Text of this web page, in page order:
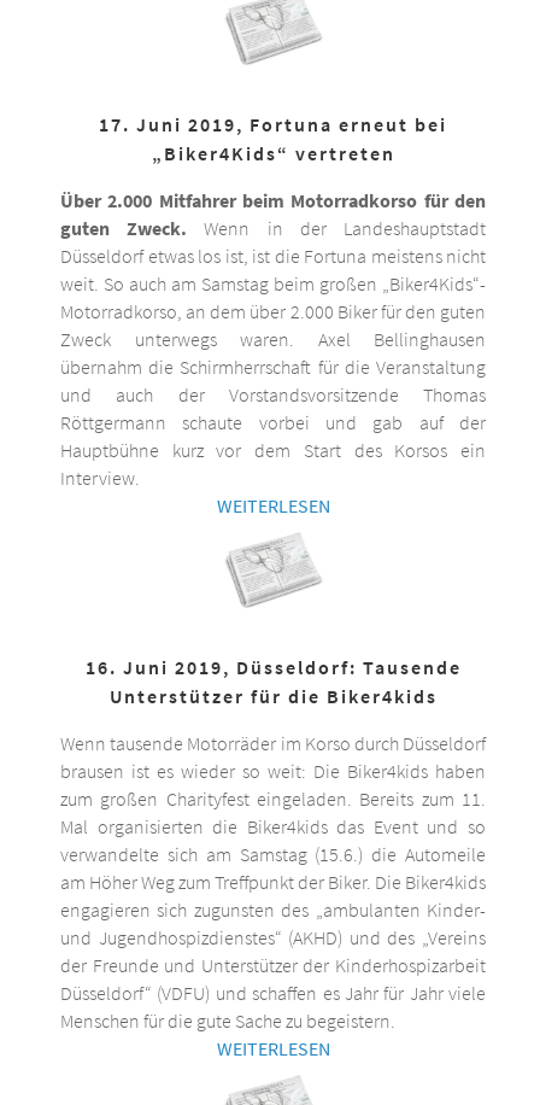
17. Juni 2019, Fortuna erneut bei
„Biker4Kids“ vertreten
Über 2.000 Mitfahrer beim Motorradkorso für den
guten Zweck. Wenn in der Landeshauptstadt
Düsseldorf etwas los ist, ist die Fortuna meistens nicht
weit. So auch am Samstag beim großen „Biker4Kids“-
Motorradkorso, an dem über 2.000 Biker für den guten
Zweck unterwegs waren. Axel Bellinghausen
übernahm die Schirmherrschaft für die Veranstaltung
und auch der Vorstandsvorsitzende Thomas
Röttgermann schaute vorbei und gab auf der
Hauptbühne kurz vor dem Start des Korsos ein
Interview.
WEITERLESEN
16. Juni 2019, Düsseldorf: Tausende
Unterstützer für die Biker4kids
Wenn tausende Motorräder im Korso durch Düsseldorf
brausen ist es wieder so weit: Die Biker4kids haben
zum großen Charityfest eingeladen. Bereits zum 11.
Mal organisierten die Biker4kids das Event und so
verwandelte sich am Samstag (15.6.) die Automeile
am Höher Weg zum Treffpunkt der Biker. Die Biker4kids
engagieren sich zugunsten des „ambulanten Kinder-
und Jugendhospizdienstes“ (AKHD) und des „Vereins
der Freunde und Unterstützer der Kinderhospizarbeit
Düsseldorf“ (VDFU) und schaffen es Jahr für Jahr viele
Menschen für die gute Sache zu begeistern.
WEITERLESEN